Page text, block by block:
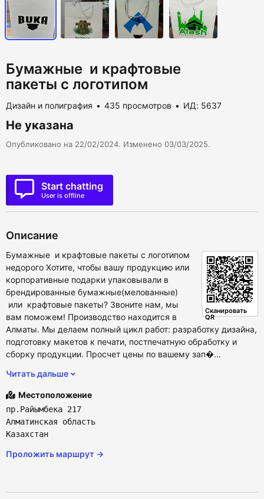
Бумажные и крафтовые
пакеты с логотипом
Дизайн и полиграфия 435 просмотров ИД: 5637
Не указана
Опубликовано на 22/02/2024. Изменено 03/03/2025.
Start chatting
User is offline
Описание
Сканировать
QR
Бумажные и крафтовые пакеты с логотипом
недорого Хотите, чтобы вашу продукцию или
корпоративные подарки упаковывали в
брендированные бумажные(мелованные)
или крафтовые пакеты? Звоните нам, мы
вам поможем! Производство находится в
Алматы. Мы делаем полный цикл работ: разработку дизайна,
подготовку макетов к печати, постпечатную обработку и
сборку продукции. Просчет цены по вашему зап�...
Читать дальше
Местоположение
пр.Райымбека 217
Алматинская область
Казахстан
Проложить маршрут →